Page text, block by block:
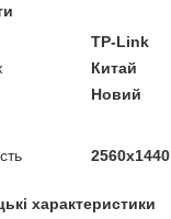
TP-Link
Китай
Новий
2560х1440
характеристики